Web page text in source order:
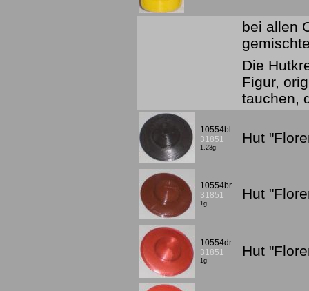
bei allen
Die
Figur,
tauchen,
10554bl
31851
1,23g
Hut
10554br
31851
1g
Hut
10554dr
31851
1g
Hut